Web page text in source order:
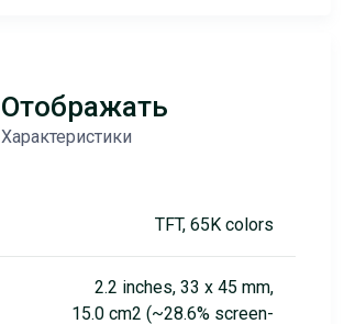
Отображать
Характеристики
TFT, 65K colors
2.2 inches, 33 x 45 mm,
15.0 cm2 (~28.6% screen-